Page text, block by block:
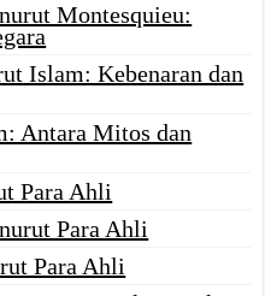
Montesquieu:
Islam: Kebenaran dan
Antara Mitos dan
Para Ahli
Para Ahli
Para Ahli